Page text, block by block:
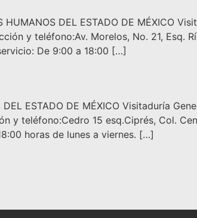
HUMANOS DEL ESTADO DE MÉXICO
y teléfono:Av. Morelos, No. 21, Esq.
De 9:00 a 18:00 […]
DEL ESTADO DE MÉXICO Visitaduría
y teléfono:Cedro 15 esq.Ciprés, Col.
horas de lunes a viernes. […]